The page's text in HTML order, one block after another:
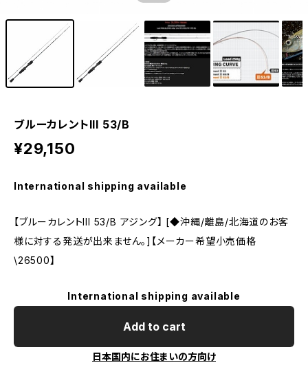
ブルーカレントIII 53/B
¥29,150
International shipping available
【ブルーカレントIII 53/B アジング】 [◆沖縄/離島/北海道のお客
様に対する発送が出来ません。]【メーカー希望小売価格
\26500】
International shipping available
Add to cart
日本国内にお住まいの方向け